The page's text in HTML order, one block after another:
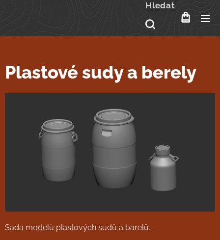
Hledat
Plastové sudy a berely
Sada modelů plastových sudů a barelů.